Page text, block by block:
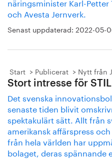
och Avesta Jernverk.
Senast uppdaterad: 2022-05-
Start Publicerat Nytt från
Stort intresse för
Det svenska
senaste tiden blivit
spektakulärt sätt. Allt från
amerikansk affärspress
från hela världen har
bolaget, deras spännande